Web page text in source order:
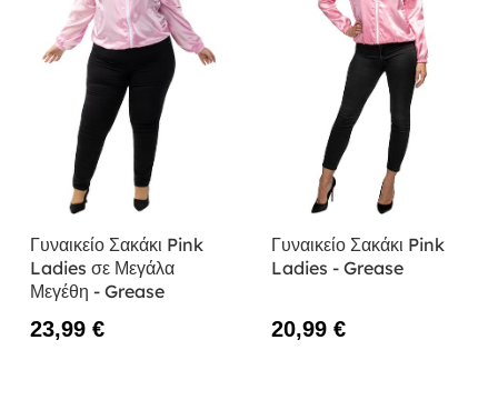
Γυναικείο Σακάκι Pink
Ladies σε Μεγάλα
Μεγέθη - Grease
23,99 €
Γυναικείο Σακάκι Pink
Ladies - Grease
20,99 €